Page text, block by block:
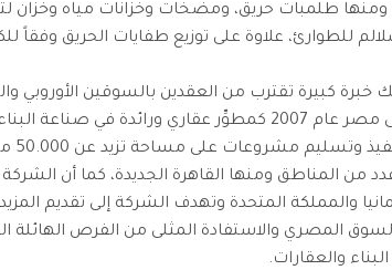
ومنها طلمبات حريق، ومضخات وخزانات مياه وخزان
للطوارئ، علاوة على توزيع طفايات الحريق وفقاً
خبرة كبيرة تقترب من العقدين بالسوقين الأوروبي
حيث تأسست الشركة فى مصر عام 2007 كمطوِّر عقاري ورائدة في صناعة
من المناطق ومنها القاهرة الجديدة، كما أن الشركة
والمملكة المتحدة وتهدف الشركة إلى تقديم
المصري والاستفادة المثلى من الفرص الهائلة
والعقارات.